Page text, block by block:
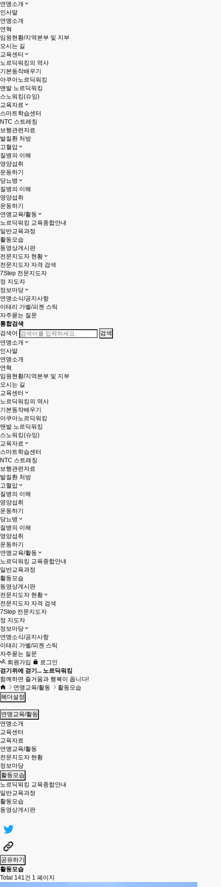
연맹소개
인사말
연맹소개
연혁
임원현황/지역본부 및 지부
오시는 길
교육센터
노르딕워킹의 역사
기본동작배우기
아쿠아노르딕워킹
맨발 노르딕워킹
스노워킹(슈잉)
교육자료
스마트학습센터
NTC 스트레칭
보행관련자료
발질환 처방
고혈압
질병의 이해
영양섭취
운동하기
당뇨병
질병의 이해
영양섭취
운동하기
연맹교육/활동
노르딕워킹 교육종합안내
일반교육과정
활동모습
동영상게시판
전문지도자 현황
전문지도자 자격 검색
7Step 전문지도자
정 지도자
정보마당
연맹소식/공지사항
이태리 가벨/피젠 스틱
자주묻는 질문
통합검색
검색어
연맹소개
인사말
연맹소개
연혁
임원현황/지역본부 및 지부
오시는 길
교육센터
노르딕워킹의 역사
기본동작배우기
아쿠아노르딕워킹
맨발 노르딕워킹
스노워킹(슈잉)
교육자료
스마트학습센터
NTC 스트레칭
보행관련자료
발질환 처방
고혈압
질병의 이해
영양섭취
운동하기
당뇨병
질병의 이해
영양섭취
운동하기
연맹교육/활동
노르딕워킹 교육종합안내
일반교육과정
활동모습
동영상게시판
전문지도자 현황
전문지도자 자격 검색
7Step 전문지도자
정 지도자
정보마당
연맹소식/공지사항
이태리 가벨/피젠 스틱
자주묻는 질문
회원가입
로그인
걷기위에 걷기... 노르딕워킹
함께하면 즐거움과 행복이 옵니다!
연맹교육/활동
활동모습
헤더설정
연맹교육/활동
연맹소개
교육센터
교육자료
연맹교육/활동
전문지도자 현황
정보마당
활동모습
노르딕워킹 교육종합안내
일반교육과정
활동모습
동영상게시판
공유하기
활동모습
Total 141건 1 페이지